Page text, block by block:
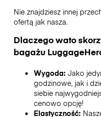
Nie znajdziesz innej
ofertą jak nasza.
Dlaczego wato
bagażu
Wygoda: Jako
godzinowe, jak i
siebie
cenowo opcję!
Elastyczność: